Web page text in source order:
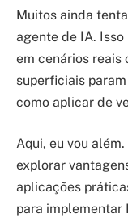
Muitos ainda
agente de IA.
em cenários reais
superficiais
como aplicar de
Aqui, eu vou
explorar
aplicações
para implementar